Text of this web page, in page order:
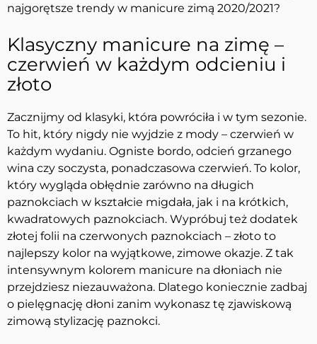
najgorętsze trendy w manicure zimą 2020/2021?
Klasyczny manicure na zimę –
czerwień w każdym odcieniu i
złoto
Zacznijmy od klasyki, która powróciła i w tym sezonie.
To hit, który nigdy nie wyjdzie z mody – czerwień w
każdym wydaniu. Ogniste bordo, odcień grzanego
wina czy soczysta, ponadczasowa czerwień. To kolor,
który wygląda obłędnie zarówno na długich
paznokciach w kształcie migdała, jak i na krótkich,
kwadratowych paznokciach. Wypróbuj też dodatek
złotej folii na czerwonych paznokciach – złoto to
najlepszy kolor na wyjątkowe, zimowe okazje. Z tak
intensywnym kolorem manicure na dłoniach nie
przejdziesz niezauważona. Dlatego koniecznie zadbaj
o pielęgnację dłoni zanim wykonasz tę zjawiskową
zimową stylizację paznokci.